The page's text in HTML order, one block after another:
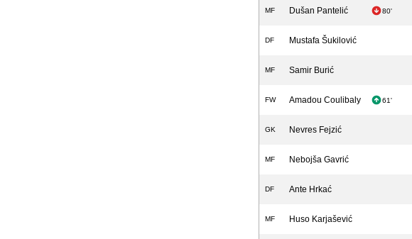
MF Dušan Pantelić 80'
DF Mustafa Šukilović
MF Samir Burić
FW Amadou Coulibaly 61'
GK Nevres Fejzić
MF Nebojša Gavrić
DF Ante Hrkać
MF Huso Karjašević